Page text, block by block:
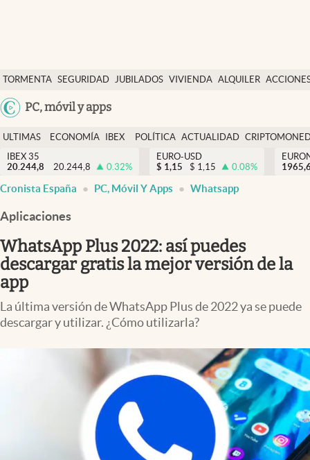
TORMENTA SEGURIDAD JUBILADOS VIVIENDA ALQUILER
USA
PC, móvil y apps
Economía y finanzas
Política
Actualidad
Criptomonedas
España
ULTIMAS
NOTICIAS
ECONOMÍA
FINANZAS
IBEX
EURO
POLÍTICA ACTUALIDAD
IBEX 35
20.244,8
20.244,8 0.32%
EURO-USD
$ 1,15 $ 1,15 0.08%
Cronista España PC, Móvil Y Apps Whatsapp
Aplicaciones
WhatsApp Plus 2022: así puedes
descargar gratis la mejor versión de la
app
La última versión de WhatsApp Plus de 2022 ya se puede
descargar y utilizar. ¿Cómo utilizarla?